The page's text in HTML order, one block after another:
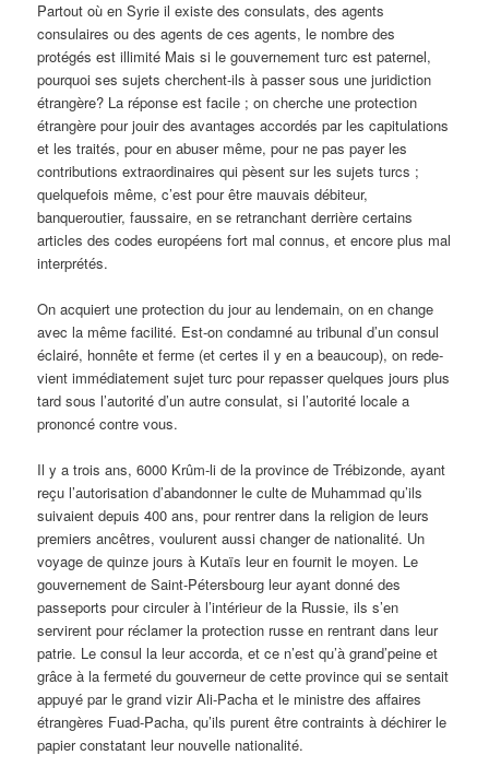
Partout où en Syrie il existe des consulats, des agents
consulaires ou des agents de ces agents, le nombre des
protégés est illimité Mais si le gouvernement turc est paternel,
pourquoi ses sujets cherchent-ils à passer sous une juridiction
étrangère? La réponse est facile ; on cherche une protection
étrangère pour jouir des avantages accordés par les capitulations
et les traités, pour en abuser même, pour ne pas payer les
contributions extraordinaires qui pèsent sur les sujets turcs ;
quelquefois même, c’est pour être mauvais débiteur,
banqueroutier, faussaire, en se retranchant derrière certains
articles des codes européens fort mal connus, et encore plus mal
interprétés.
On acquiert une protection du jour au lendemain, on en change
avec la même facilité. Est-on condamné au tribunal d’un consul
éclairé, honnête et ferme (et certes il y en a beaucoup), on rede-
vient immédiatement sujet turc pour repasser quelques jours plus
tard sous l’autorité d’un autre consulat, si l’autorité locale a
prononcé contre vous.
Il y a trois ans, 6000 Krûm-li de la province de Trébizonde, ayant
reçu l’autorisation d’abandonner le culte de Muhammad qu’ils
suivaient depuis 400 ans, pour rentrer dans la religion de leurs
premiers ancêtres, voulurent aussi changer de nationalité. Un
voyage de quinze jours à Kutaïs leur en fournit le moyen. Le
gouvernement de Saint-Pétersbourg leur ayant donné des
passeports pour circuler à l’intérieur de la Russie, ils s’en
servirent pour réclamer la protection russe en rentrant dans leur
patrie. Le consul la leur accorda, et ce n’est qu’à grand’peine et
grâce à la fermeté du gouverneur de cette province qui se sentait
appuyé par le grand vizir Ali-Pacha et le ministre des affaires
étrangères Fuad-Pacha, qu’ils purent être contraints à déchirer le
papier constatant leur nouvelle nationalité.